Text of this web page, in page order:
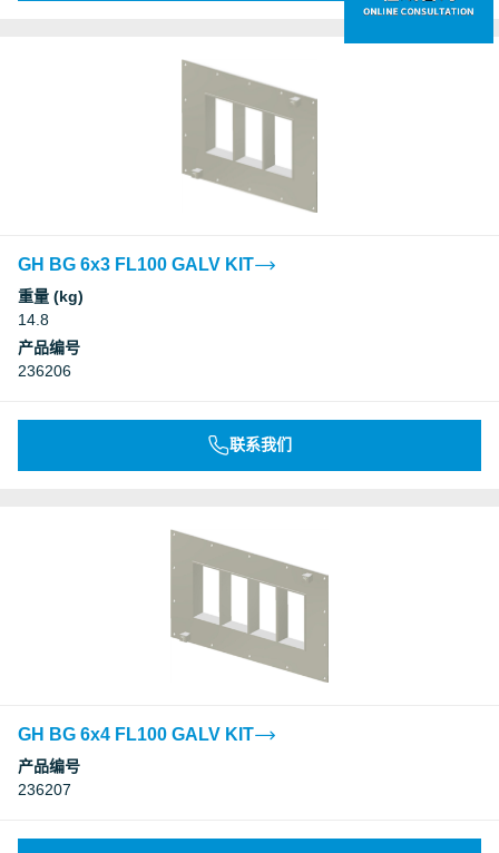
GH BG 6x3 FL100 GALV KIT
重量 (kg)
14.8
产品编号
236206
联系我们
GH BG 6x4 FL100 GALV KIT
产品编号
236207